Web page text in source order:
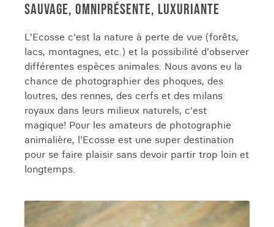
SAUVAGE, OMNIPRÉSENTE, LUXURIANTE
L'Ecosse c'est la nature à perte de vue (forêts,
lacs, montagnes, etc.) et la possibilité d'observer
différentes espèces animales. Nous avons eu la
chance de photographier des phoques, des
loutres, des rennes, des cerfs et des milans
royaux dans leurs milieux naturels, c'est
magique! Pour les amateurs de photographie
animalière, l'Ecosse est une super destination
pour se faire plaisir sans devoir partir trop loin et
longtemps.